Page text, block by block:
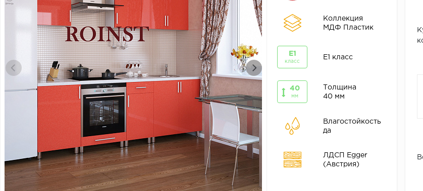
Коллекция
МДФ Пластик
E1
класс
E1 класс
40
мм
Толщина
40 мм
Влагостойкость
да
ЛДСП Egger
(Австрия)